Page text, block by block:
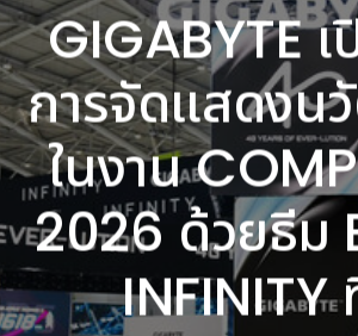
GIGABYTE
การจัดแสดงน
ในงาน
2026 ด้วยธีม
INFINITY